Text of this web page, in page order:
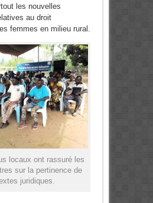
les nouvelles
au droit
femmes en milieu rural.
locaux ont rassuré les
sur la pertinence de
juridiques.